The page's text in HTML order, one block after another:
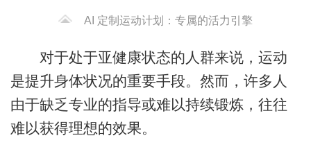
AI 定制运动计划：专属的活力引擎
对于处于亚健康状态的人群来说，运动
是提升身体状况的重要手段。然而，许多人
由于缺乏专业的指导或难以持续锻炼，往往
难以获得理想的效果。